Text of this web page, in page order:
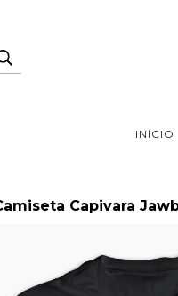
INÍCIO
Capivara